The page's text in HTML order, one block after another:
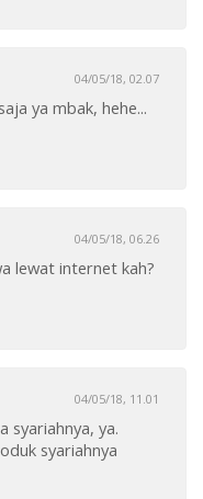
04/05/18, 02.07
ya mbak, hehe...
04/05/18, 06.26
lewat internet kah?
04/05/18, 11.01
syariahnya, ya.
syariahnya